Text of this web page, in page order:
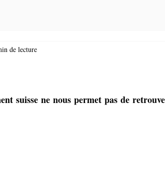
de lecture
suisse ne nous permet pas de